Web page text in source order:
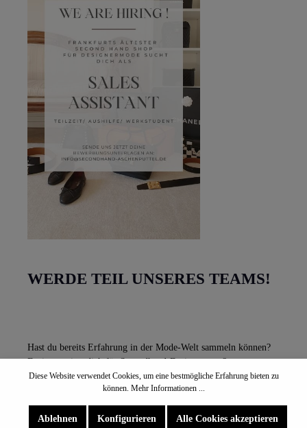
WERDE TEIL UNSERES TEAMS!
Hast du bereits Erfahrung in der Mode-Welt sammeln können?
Du interessiert dich für Secondhand-Designerware?
Schicke uns deine Bewerbungsunterlagen an info@secondhand-
aschenputtel.de
Diese Website verwendet Cookies, um eine bestmögliche Erfahrung bieten zu
können. Mehr Informationen ...
Ablehnen Konfigurieren Alle Cookies akzeptieren